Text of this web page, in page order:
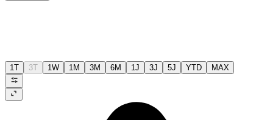
1T 3T 1W 1M 3M 6M 1J 3J 5J YTD MAX